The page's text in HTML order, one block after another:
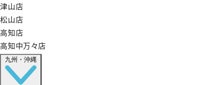
津山店
松山店
高知店
高知中万々店
九州・沖縄